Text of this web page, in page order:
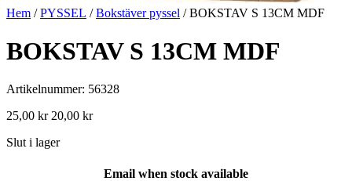
Hem /PYSSEL /Bokstäver pyssel / BOKSTAV S 13CM MDF
BOKSTAV S 13CM MDF
Artikelnummer: 56328
25,00 kr 20,00 kr
Slut i lager
Email when stock available